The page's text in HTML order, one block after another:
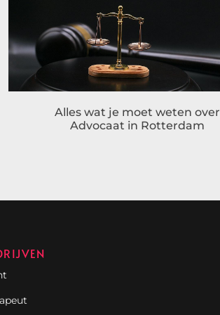
Alles wat je moet weten over
Advocaat in Rotterdam